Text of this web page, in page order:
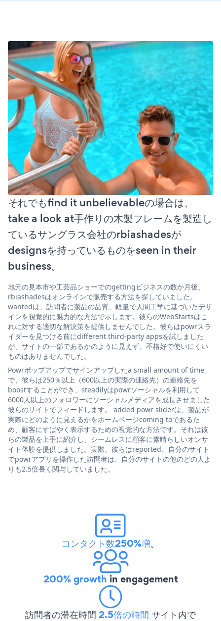
それでもfind it unbelievableの場合は、
take a look at手作りの木製フレームを製造し
ているサングラス会社のrbiashadesが
designsを持っているものをseen in their
business。
地元の見本市や工芸品ショーでのgettingビジネスの数か月後、
rbiashadesはオンラインで販売する方法を探していました。
wantedは、訪問者に製品の品質、軽量で人間工学に基づいたデザ
インを視覚的に魅力的な方法で示します。彼らのWebStartsはこ
れに対する適切な解決策を提供しませんでした。彼らはpowrスラ
イダーを見つける前にdifferent third-party appsを試しました
が、サイトの一部であるかのように見えず、不格好で使いにくい
ものはありませんでした。
Powrポップアップでサインアップしたa small amount of time
で、彼らは250％以上（600以上の実際の連絡先）の連絡先を
boostすることができ、steadilyはpowrソーシャルを利用して
6000人以上のフォロワーにソーシャルメディアを成長させました
彼らのサイトでフィードします。 added powr sliderは、製品が
実際にどのように見えるかをホームページcoming toであるた
め、顧客にすばやく表示するための視覚的な方法です。それは彼
らの製品を上手に紹介し、シームレスに顧客に素晴らしいオンサ
イト体験を提供しました。実際、彼らはreported、自分のサイト
でpowrアプリを操作した訪問者は、自分のサイトの他のどの人よ
りも2.5倍長く関与していました。
コンタクト数250%増。
200% growth in engagement
訪問者の滞在時間 2.5倍の時間 サイト内で